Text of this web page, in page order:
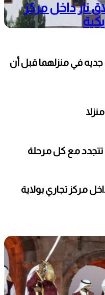
نار داخل مركز
جديه في منزلهما قبل أن
مع كل مرحلة
مركز تجاري بولاية